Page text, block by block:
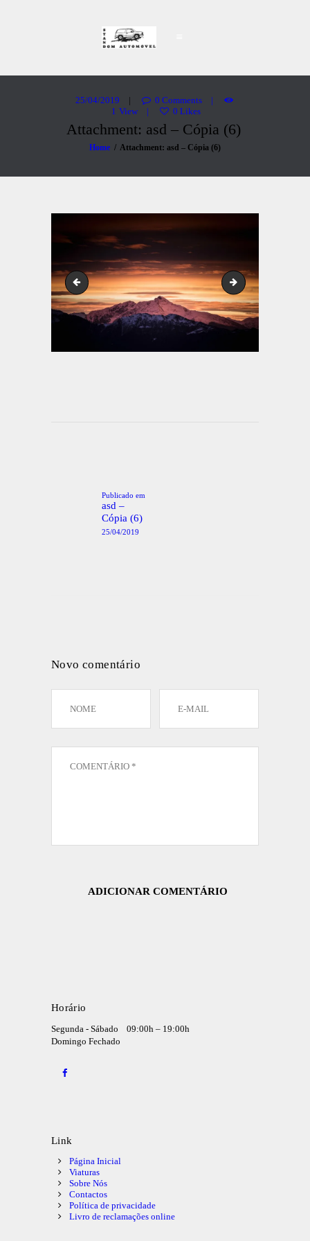
25/04/2019 0 Comments
1 View 0 Likes
Attachment: asd – Cópia (6)
Home Attachment: asd – Cópia (6)
Stand Dom Automóvel
Carros Usados
VIATURAS
asd - Cópia (5) asd - Cópia (7)
Publicado em
asd –
Cópia (6)
25/04/2019
Novo comentário
Horário
Segunda - Sábado 09:00h – 19:00h
Domingo Fechado
Link
Página Inicial
Viaturas
Sobre Nós
Contactos
Política de privacidade
Livro de reclamações online